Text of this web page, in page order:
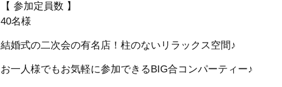
【 参加定員数 】
40名様
結婚式の二次会の有名店！柱のないリラックス空間♪
お一人様でもお気軽に参加できるBIG合コンパーティー♪